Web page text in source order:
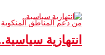
انتهازية